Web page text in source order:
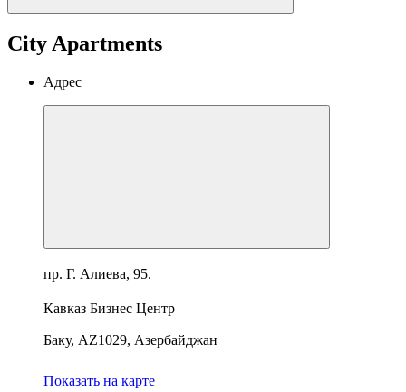
City Apartments
Адрес
пр. Г. Алиева, 95.
Кавказ Бизнес Центр
Баку, AZ1029, Азербайджан
Показать на карте